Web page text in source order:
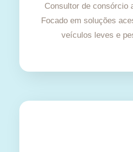
Consultor de consórcio
Focado em soluções
veículos leves e